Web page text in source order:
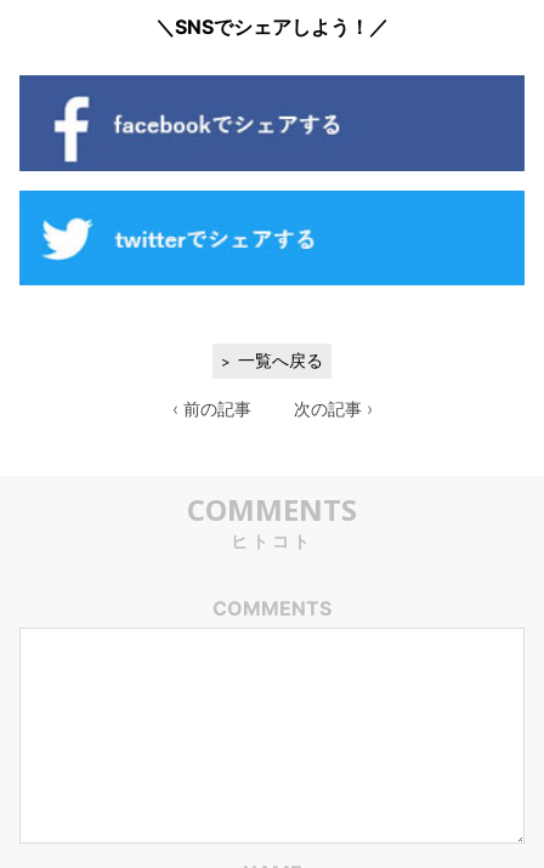
＼SNSでシェアしよう！／
一覧へ戻る
‹ 前の記事 次の記事 ›
COMMENTS
ヒトコト
COMMENTS